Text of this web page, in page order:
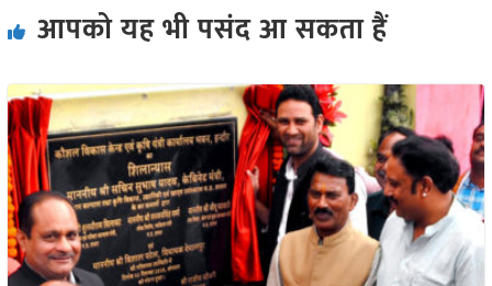
आपको यह भी पसंद आ सकता हैं